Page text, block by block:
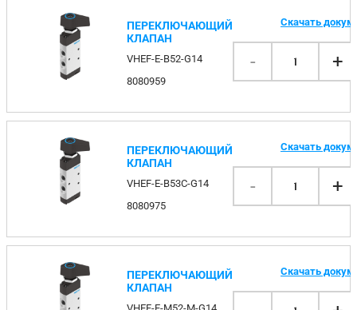
ПЕРЕКЛЮЧАЮЩИЙ
КЛАПАН
VHEF-E-B52-G14
8080959
Скачать
- 1 +
ПЕРЕКЛЮЧАЮЩИЙ
КЛАПАН
VHEF-E-B53C-G14
8080975
Скачать
- 1 +
ПЕРЕКЛЮЧАЮЩИЙ
КЛАПАН
Скачать